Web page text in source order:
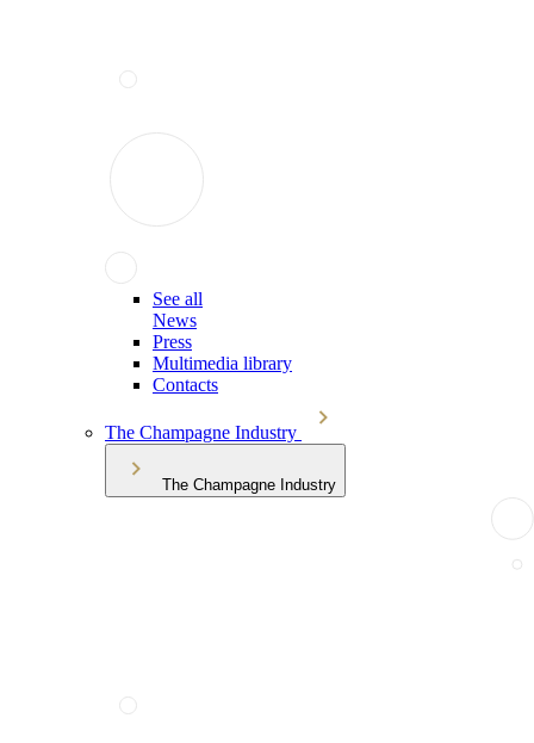
See all
News
Press
Multimedia library
Contacts
The Champagne Industry
The Champagne Industry